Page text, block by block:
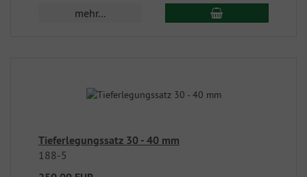
mehr...
Tieferlegungssatz 30 - 40 mm
188-5